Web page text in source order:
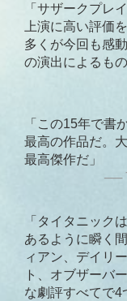
「サザークプレ
上演に高い評価
多くが今回も感
の演出によるもの
「この15年で書
最高の作品だ。
最高傑作だ」
「タイタニック
あるように瞬く
ィアン、デイリ
ト、オブザーバ
な劇評すべてで4